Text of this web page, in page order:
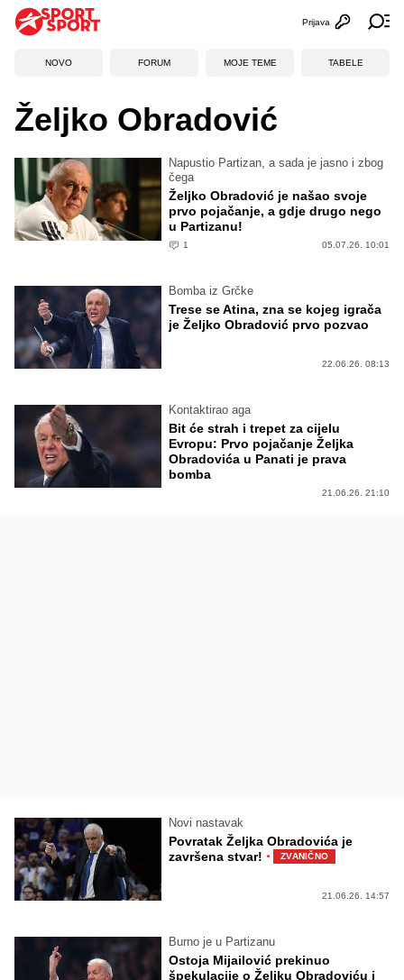
Otvori
Prijava
NOVO FORUM MOJE TEME TABELE
Željko Obradović
Napustio Partizan, a sada je jasno i zbog
čega
Željko Obradović je našao svoje
prvo pojačanje, a gdje drugo nego
u Partizanu!
1 05.07.26. 10:01
Bomba iz Grčke
Trese se Atina, zna se kojeg igrača
je Željko Obradović prvo pozvao
22.06.26. 08:13
Kontaktirao aga
Bit će strah i trepet za cijelu
Evropu: Prvo pojačanje Željka
Obradovića u Panati je prava
bomba
21.06.26. 21:10
Novi nastavak
Povratak Željka Obradovića je
završena stvar! · ZVANIČNO
21.06.26. 14:57
Burno je u Partizanu
Ostoja Mijailović prekinuo
špekulacije o Željku Obradoviću i